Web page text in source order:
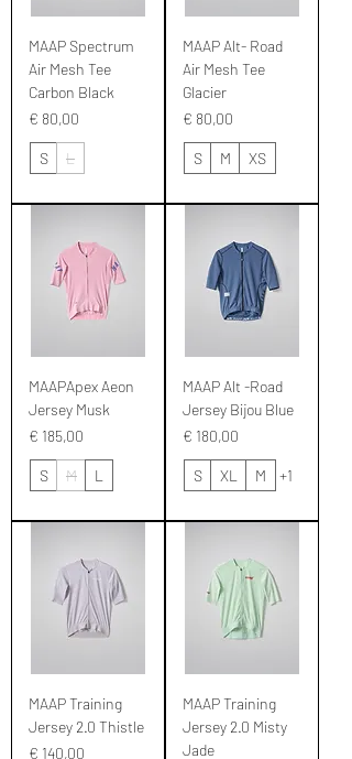
MAAP Spectrum
Air Mesh Tee
Carbon Black
Prijs
€ 80,00
S L
MAAP Alt- Road
Air Mesh Tee
Glacier
Prijs
€ 80,00
S M XS
MAAPApex Aeon
Jersey Musk
Prijs
€ 185,00
S M L
MAAP Alt -Road
Jersey Bijou Blue
Prijs
€ 180,00
S XL M +1
MAAP Training
Jersey 2.0 Thistle
Prijs
€ 140,00
MAAP Training
Jersey 2.0 Misty
Jade